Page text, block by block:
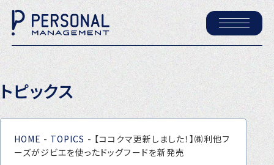
ホーム
パーソナル・マネジメントについて
会社概要
採用情報
トピックス
HOME - TOPICS - 【ココクマ更新しました！】㈱利他フ
ーズがジビエを使ったドッグフードを新発売